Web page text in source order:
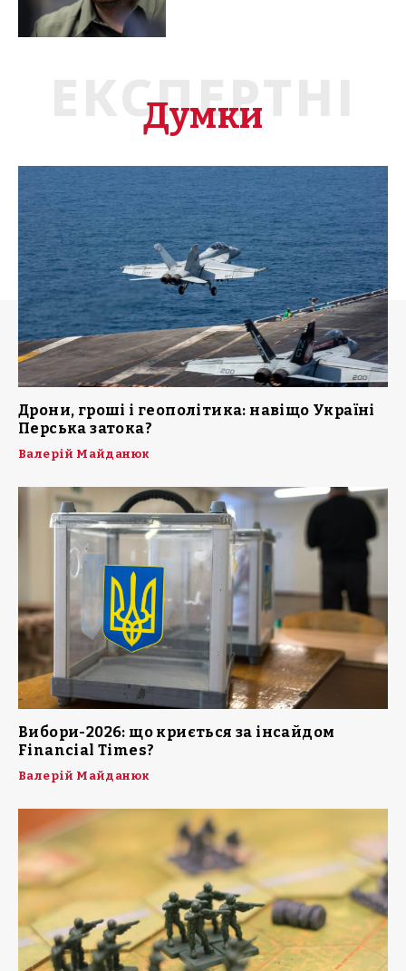
ЕКСПЕРТНІ
Думки
Дрони, гроші і геополітика: навіщо Україні
Перська затока?
Валерій Майданюк
Вибори-2026: що криється за інсайдом
Financial Times?
Валерій Майданюк